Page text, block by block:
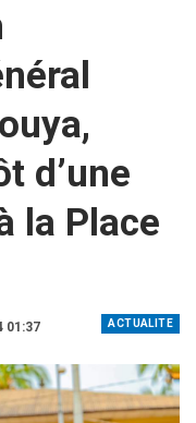
d’une
la Place
ACTUALITE
01:37